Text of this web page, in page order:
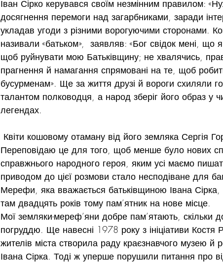
Іван Сірко керувався своїм незмінним правилом:
досягнення перемоги над загарбниками, заради
укладав угоди з різними ворогуючими сторонами.
називали «батьком»,  заявляв: «Бог свідок мені, що
щоб руйнувати мою Батьківщину; не хвалячись,
прагнення й намагання спрямовані на те, щоб
бусурменам». Ще за життя друзі й вороги схиляли
талантом полководця, а народ зберіг його образ у
легендах.
Квіти кошовому отаману від його земляка Сергія
Переповідаю це для того, щоб менше було нових
справжнього народного героя, яким усі маємо
приводом до цієї розмови стало несподіване для
Мерефи, яка вважається батьківщиною Івана
там двадцять років тому пам’ятник на нове місце.
Мої земляки-мереф’яни добре пам’ятають, скільки
погруддю. Ще навесні 1978 року з ініціативи
жителів міста створила раду краєзнавчого музею й
Івана Сірка. Тоді ж уперше порушили питання про